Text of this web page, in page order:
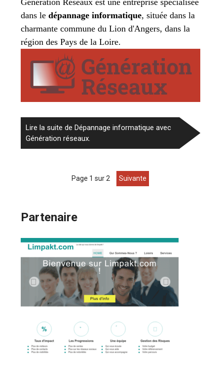
dans ledépannage informatique, située dans la
charmante commune du Lion d'Angers, dans la
région des Pays de la Loire.
Lire la suite de Dépannage informatique avec
Génération réseaux.
page 1 sur 2 suivante
Partenaire